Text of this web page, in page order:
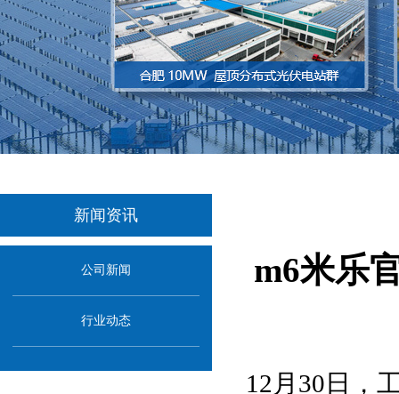
新闻资讯
公司新闻
行业动态
m6米乐
12月30日，